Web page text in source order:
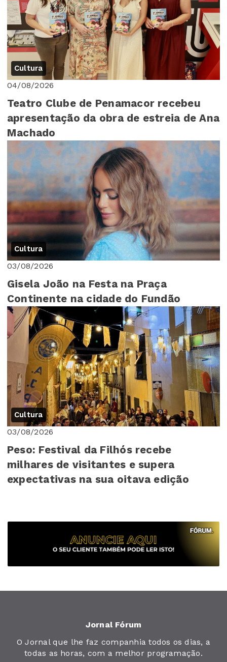
Cultura
04/08/2026
Teatro Clube de Penamacor recebeu
apresentação da obra de estreia de Ana
Machado
Cultura
03/08/2026
Gisela João na Festa na Praça
Continente na cidade do Fundão
Cultura
03/08/2026
Peso: Festival da Filhós recebe
milhares de visitantes e supera
expectativas na sua oitava edição
Jornal Fórum
O Jornal que lhe faz companhia todos os dias, a
todas as horas, com a melhor programação.